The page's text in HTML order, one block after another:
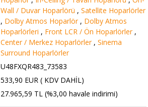
Wall / Duvar Hoparlörü , Satellite Hoparlörler
, Dolby Atmos Hoparlör , Dolby Atmos
Hoparlörleri , Front LCR / Ön Hoparlörler ,
Center / Merkez Hoparlörler , Sinema
Surround Hoparlörler
U48FXQR483_73583
533,90 EUR ( KDV DAHİL)
27.965,59 TL (%3,00 havale indirimi)